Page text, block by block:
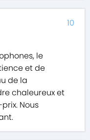
le
et de
de la
chaleureux et
Nous
10